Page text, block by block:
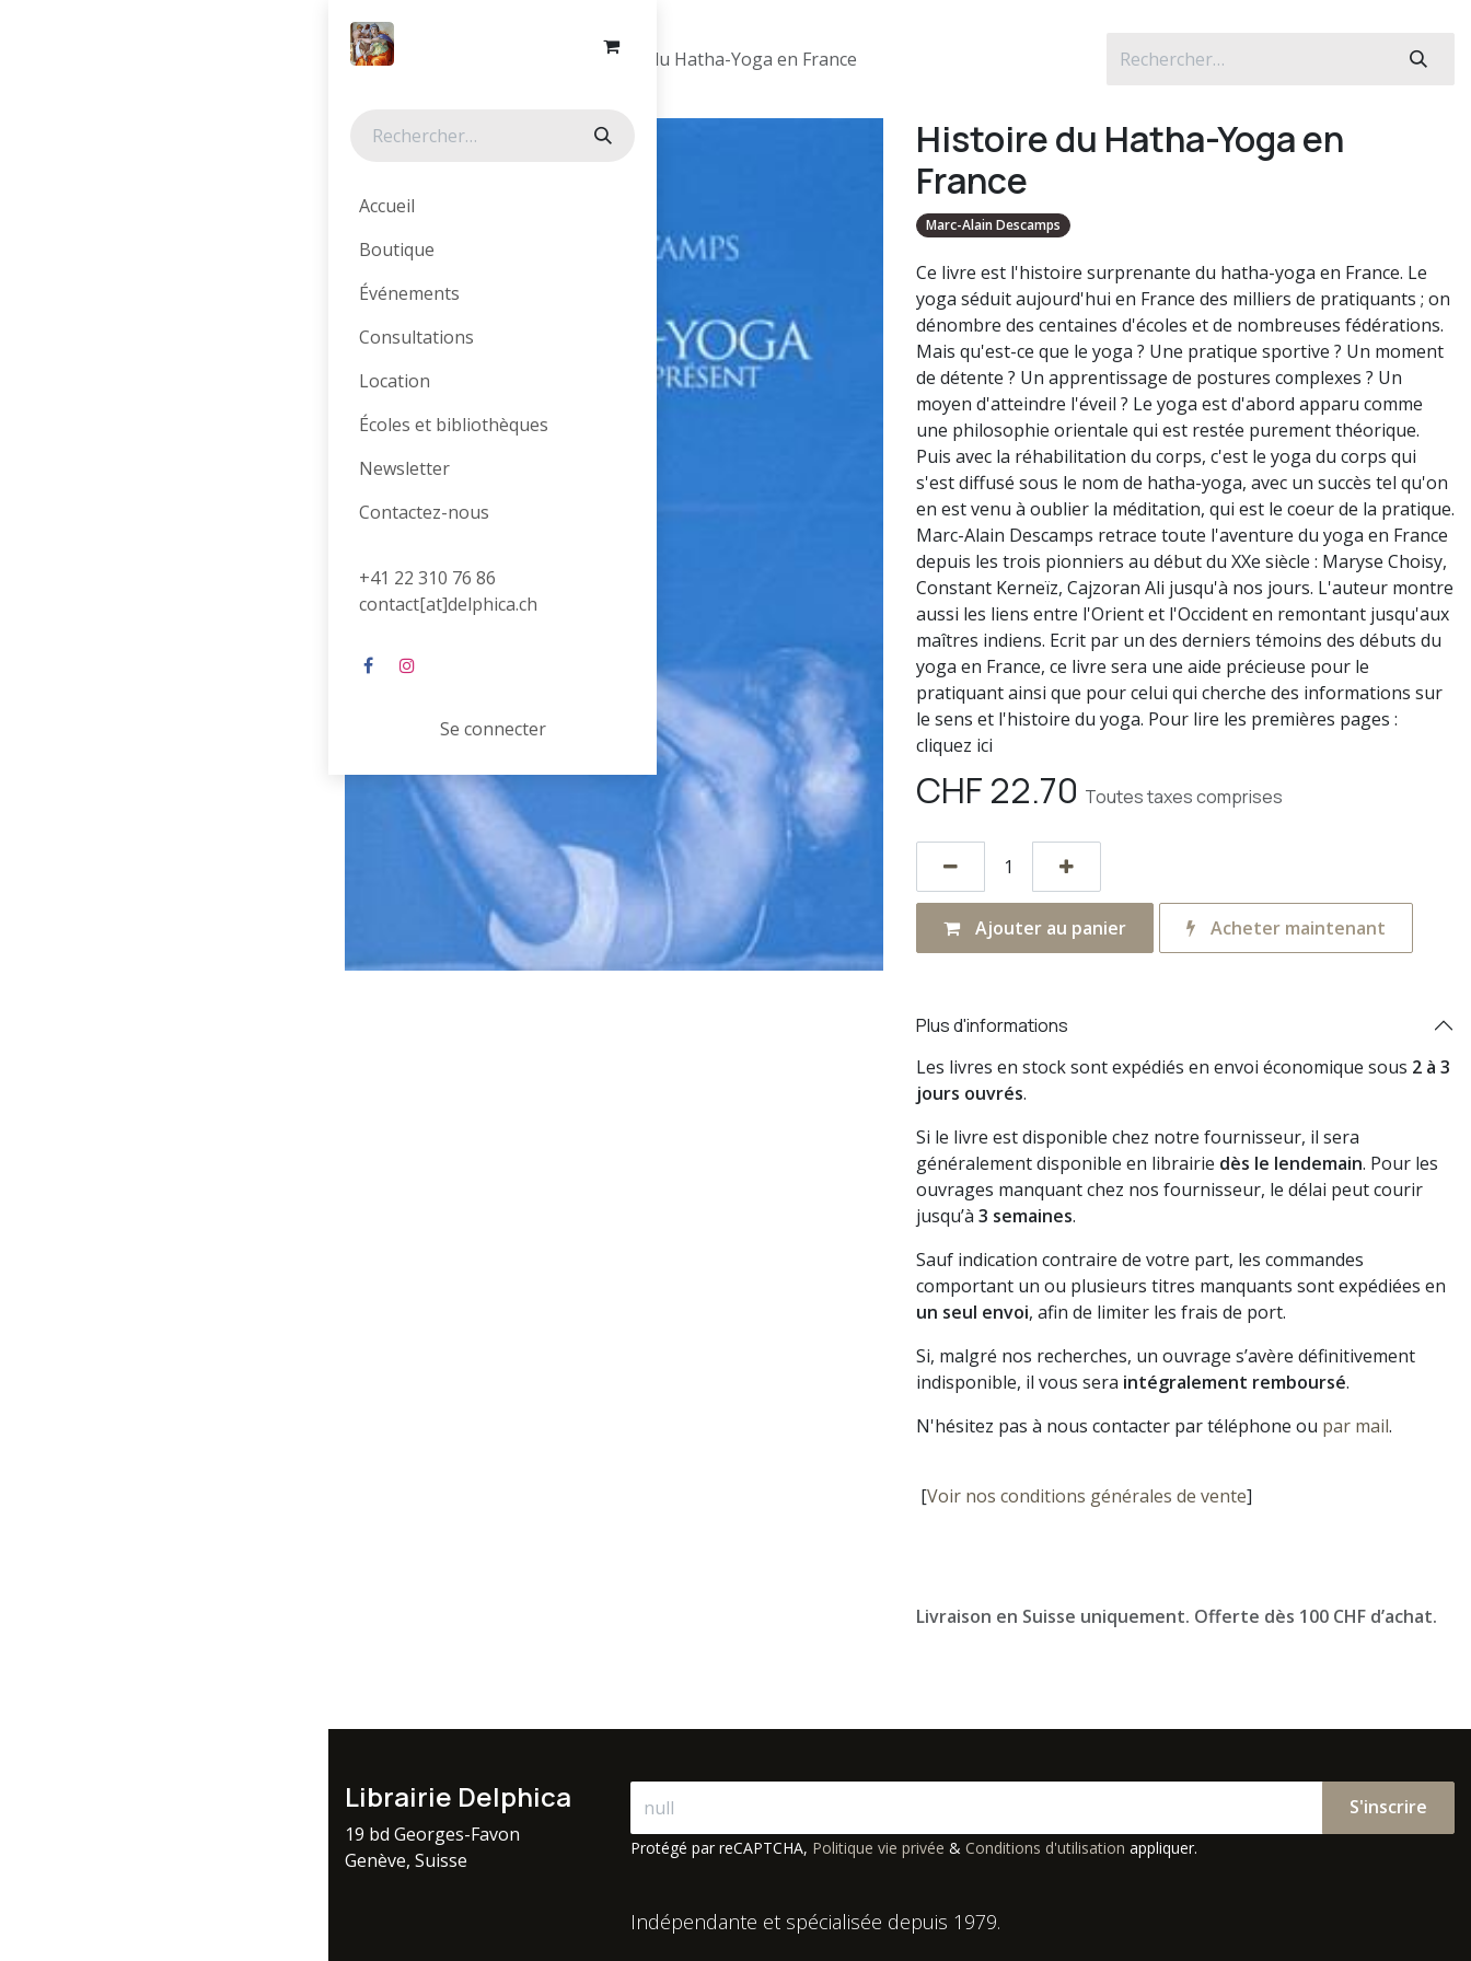
Accueil
Boutique
Événements
Consultations
Location
Écoles et bibliothèques
Newsletter
Contactez-nous
+41 22 310 76 86
contact[at]delphica.ch
Se connecter
Tous les produits Histoire du Hatha-Yoga en France
Prix sympa !
Histoire du Hatha-Yoga en
France
Marc-Alain Descamps
Ce livre est l'histoire surprenante du hatha-yoga en France. Le
yoga séduit aujourd'hui en France des milliers de pratiquants ; on
dénombre des centaines d'écoles et de nombreuses fédérations.
Mais qu'est-ce que le yoga ? Une pratique sportive ? Un moment
de détente ? Un apprentissage de postures complexes ? Un
moyen d'atteindre l'éveil ? Le yoga est d'abord apparu comme
une philosophie orientale qui est restée purement théorique.
Puis avec la réhabilitation du corps, c'est le yoga du corps qui
s'est diffusé sous le nom de hatha-yoga, avec un succès tel qu'on
en est venu à oublier la méditation, qui est le coeur de la pratique.
Marc-Alain Descamps retrace toute l'aventure du yoga en France
depuis les trois pionniers au début du XXe siècle : Maryse Choisy,
Constant Kerneïz, Cajzoran Ali jusqu'à nos jours. L'auteur montre
aussi les liens entre l'Orient et l'Occident en remontant jusqu'aux
maîtres indiens. Ecrit par un des derniers témoins des débuts du
yoga en France, ce livre sera une aide précieuse pour le
pratiquant ainsi que pour celui qui cherche des informations sur
le sens et l'histoire du yoga. Pour lire les premières pages :
cliquez ici
CHF 22.70 Toutes taxes comprises
Ajouter au panier Acheter maintenant
Plus d'informations
Les livres en stock sont expédiés en envoi économique sous 2 à 3
jours ouvrés.
Si le livre est disponible chez notre fournisseur, il sera
généralement disponible en librairie dès le lendemain. Pour les
ouvrages manquant chez nos fournisseur, le délai peut courir
jusqu’à 3 semaines.
Sauf indication contraire de votre part, les commandes
comportant un ou plusieurs titres manquants sont expédiées en
un seul envoi, afin de limiter les frais de port.
Si, malgré nos recherches, un ouvrage s’avère définitivement
indisponible, il vous sera intégralement remboursé.
N'hésitez pas à nous contacter par téléphone ou par mail.
[Voir nos conditions générales de vente]
Livraison en Suisse uniquement. Offerte dès 100 CHF d’achat.
Librairie Delphica
19 bd Georges-Favon
Genève, Suisse
S'inscrire
Protégé par reCAPTCHA, Politique vie privée & Conditions d'utilisation appliquer.
Indépendante et spécialisée depuis 1979.